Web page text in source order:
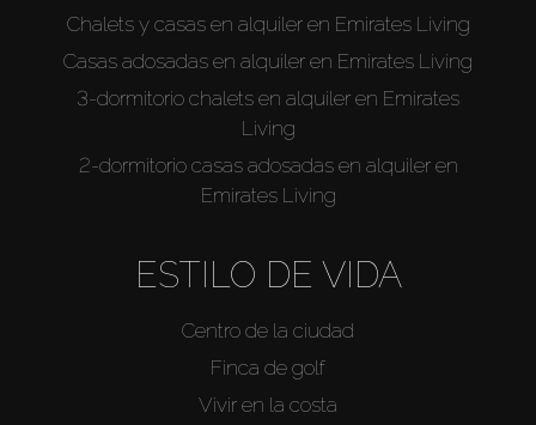
Chalets y casas en alquiler en Emirates Living
Casas adosadas en alquiler en Emirates Living
3-dormitorio chalets en alquiler en Emirates
Living
2-dormitorio casas adosadas en alquiler en
Emirates Living
ESTILO DE VIDA
Centro de la ciudad
Finca de golf
Vivir en la costa